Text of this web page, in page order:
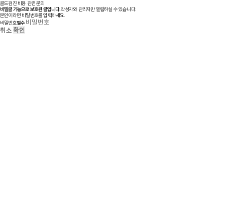
골드검진 비용 관련 문의
비밀글 기능으로 보호된 글입니다.작성자와 관리자만 열람하실 수 있습니다.
본인이라면 비밀번호를 입력하세요.
비밀번호필수
취소